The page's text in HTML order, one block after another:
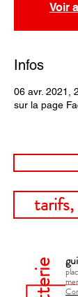
Voir
Infos
06 avr. 2021,
sur la page